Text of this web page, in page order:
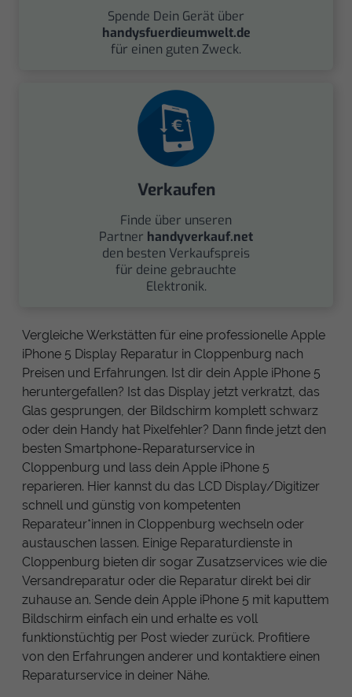
Spende Dein Gerät über
handysfuerdieumwelt.de
für einen guten Zweck.
Verkaufen
Finde über unseren
Partner handyverkauf.net
den besten Verkaufspreis
für deine gebrauchte
Elektronik.
Vergleiche Werkstätten für eine professionelle Apple
iPhone 5 Display Reparatur in Cloppenburg nach
Preisen und Erfahrungen. Ist dir dein Apple iPhone 5
heruntergefallen? Ist das Display jetzt verkratzt, das
Glas gesprungen, der Bildschirm komplett schwarz
oder dein Handy hat Pixelfehler? Dann finde jetzt den
besten Smartphone-Reparaturservice in
Cloppenburg und lass dein Apple iPhone 5
reparieren. Hier kannst du das LCD Display/Digitizer
schnell und günstig von kompetenten
Reparateur*innen in Cloppenburg wechseln oder
austauschen lassen. Einige Reparaturdienste in
Cloppenburg bieten dir sogar Zusatzservices wie die
Versandreparatur oder die Reparatur direkt bei dir
zuhause an. Sende dein Apple iPhone 5 mit kaputtem
Bildschirm einfach ein und erhalte es voll
funktionstüchtig per Post wieder zurück. Profitiere
von den Erfahrungen anderer und kontaktiere einen
Reparaturservice in deiner Nähe.